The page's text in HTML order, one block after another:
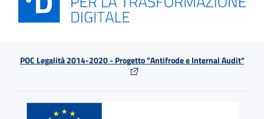
POC Legalità 2014-2020 - Progetto "Antifrode e Internal Audit"